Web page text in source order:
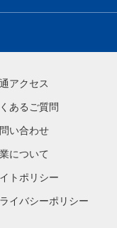
アクセス
あるご質問
い合わせ
について
トポリシー
イバシーポリシー